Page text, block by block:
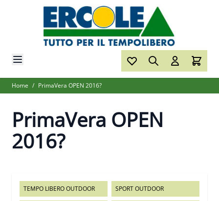
Salta al contenuto
Home / PrimaVera OPEN 2016?
PrimaVera OPEN
2016?
TEMPO LIBERO OUTDOOR SPORT OUTDOOR